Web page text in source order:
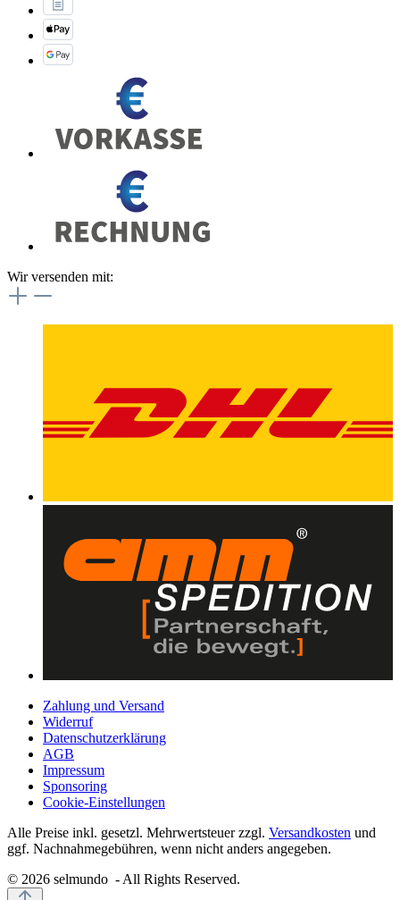
Wir versenden mit:
Zahlung und Versand
Widerruf
Datenschutzerklärung
AGB
Impressum
Sponsoring
Cookie-Einstellungen
Alle Preise inkl. gesetzl. Mehrwertsteuer zzgl. Versandkosten und
ggf. Nachnahmegebühren, wenn nicht anders angegeben.
© 2026 selmundo - All Rights Reserved.